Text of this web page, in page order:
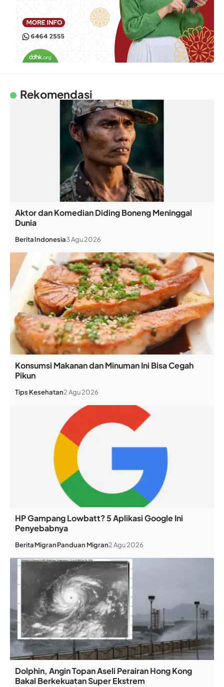
Rekomendasi
Aktor dan Komedian Diding Boneng Meninggal
Dunia
BeritaIndonesia3 Agu 2026
Konsumsi Makanan dan Minuman Ini Bisa Cegah
Pikun
Tips Kesehatan2 Agu 2026
HP Gampang Lowbatt? 5 Aplikasi Google Ini
Penyebabnya
BeritaMigranPanduan Migran2 Agu 2026
Dolphin, Angin Topan Aseli Perairan Hong Kong
Bakal Berkekuatan Super Ekstrem